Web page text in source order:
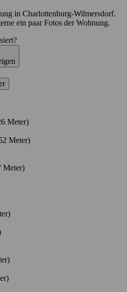
in Charlottenburg-Wilmersdorf.
ein paar Fotos der Wohnung.
Meter)
Meter)
Meter)